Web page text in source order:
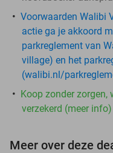
Voorwaarden Walibi
actie ga je akkoord
parkreglement van
village) en het
(walibi.nl/
Koop zonder zorgen,
verzekerd (meer info)
Meer over deze